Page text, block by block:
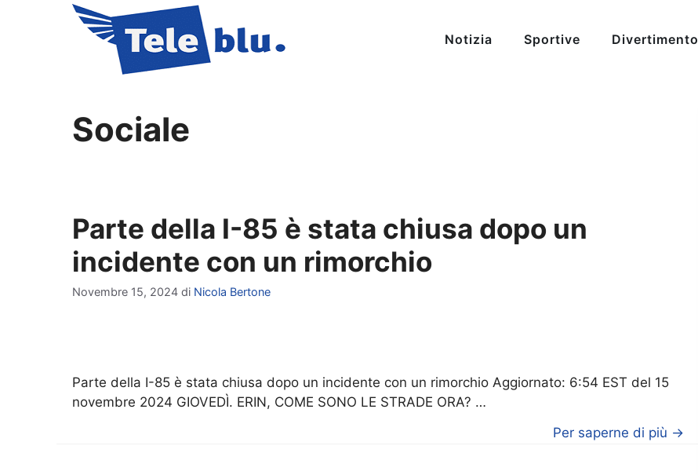
Notizia Sportive Divertimento
Sociale
Parte della I-85 è stata chiusa dopo un
incidente con un rimorchio
Novembre 15, 2024 di Nicola Bertone
Parte della I-85 è stata chiusa dopo un incidente con un rimorchio Aggiornato: 6:54 EST del 15
novembre 2024 GIOVEDÌ. ERIN, COME SONO LE STRADE ORA? …
Per saperne di più →